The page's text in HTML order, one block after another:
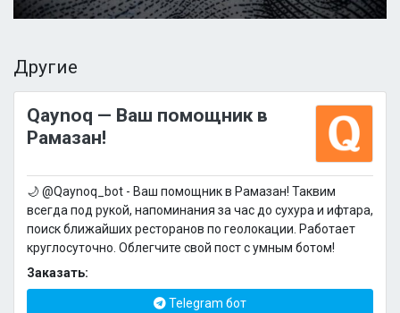
Другие
Qaynoq — Ваш помощник в
Рамазан!
🌙 @Qaynoq_bot - Ваш помощник в Рамазан! Таквим
всегда под рукой, напоминания за час до сухура и ифтара,
поиск ближайших ресторанов по геолокации. Работает
круглосуточно. Облегчите свой пост с умным ботом!
Заказать:
Telegram бот